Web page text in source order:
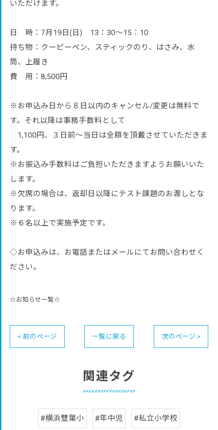
いただけます。
日 時：7月19日(日) 13：30～15：10
持ち物：クーピーペン、スティックのり、はさみ、水
筒、上履き
費 用：8,500円
※お申込み日から８日以内のキャンセル/変更は無料で
す。それ以降は事務手数料として
1,100円、３日前～当日は全額を頂戴させていただきま
す。
※お振込み手数料はご負担いただきますようお願いいた
します。
※欠席の場合は、返却日以降にテスト課題のお渡しとな
ります。
※６名以上で実施予定です。
◇お申込みは、お電話またはメールにてお問い合わせく
ださい。
☆お知らせ一覧☆
< 前のページ 一覧に戻る 次のページ >
関連タグ
#横浜雙葉小 #年中児 #私立小学校